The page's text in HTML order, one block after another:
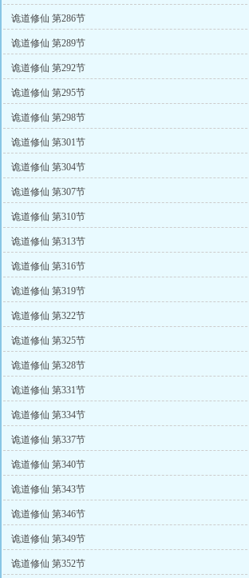
诡道修仙 第286节
诡道修仙 第289节
诡道修仙 第292节
诡道修仙 第295节
诡道修仙 第298节
诡道修仙 第301节
诡道修仙 第304节
诡道修仙 第307节
诡道修仙 第310节
诡道修仙 第313节
诡道修仙 第316节
诡道修仙 第319节
诡道修仙 第322节
诡道修仙 第325节
诡道修仙 第328节
诡道修仙 第331节
诡道修仙 第334节
诡道修仙 第337节
诡道修仙 第340节
诡道修仙 第343节
诡道修仙 第346节
诡道修仙 第349节
诡道修仙 第352节